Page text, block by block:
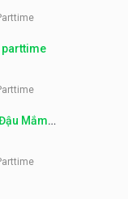
vấn bán
hàng,
ảnh,
parttime
Mắm